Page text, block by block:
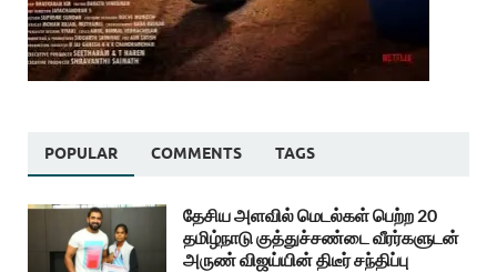
POPULAR COMMENTS TAGS
தேசிய அளவில் மெடல்கள் பெற்ற 20
தமிழ்நாடு குத்துச்சண்டை வீரர்களுடன்
அருண் விஜய்யின் திடீர் சந்திப்பு